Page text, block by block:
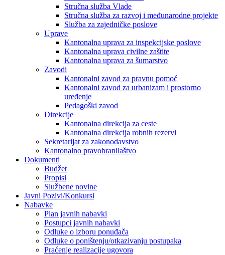
Stručna služba Vlade
Stručna služba za razvoj i međunarodne projekte
Služba za zajedničke poslove
Uprave
Kantonalna uprava za inspekcijske poslove
Kantonalna uprava civilne zaštite
Kantonalna uprava za šumarstvo
Zavodi
Kantonalni zavod za pravnu pomoć
Kantonalni zavod za urbanizam i prostorno
uređenje
Pedagoški zavod
Direkcije
Kantonalna direkcija za ceste
Kantonalna direkcija robnih rezervi
Sekretarijat za zakonodavstvo
Kantonalno pravobranilaštvo
Dokumenti
Budžet
Propisi
Službene novine
Javni Pozivi/Konkursi
Nabavke
Plan javnih nabavki
Postupci javnih nabavki
Odluke o izboru ponuđača
Odluke o poništenju/otkazivanju postupaka
Praćenje realizacije ugovora